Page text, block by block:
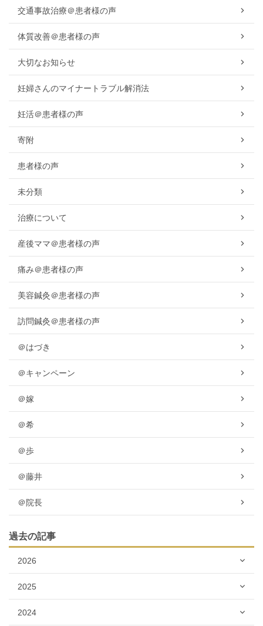
交通事故治療＠患者様の声
体質改善＠患者様の声
大切なお知らせ
妊婦さんのマイナートラブル解消法
妊活＠患者様の声
寄附
患者様の声
未分類
治療について
産後ママ＠患者様の声
痛み＠患者様の声
美容鍼灸＠患者様の声
訪問鍼灸＠患者様の声
＠はづき
＠キャンペーン
＠嫁
＠希
＠歩
＠藤井
＠院長
過去の記事
2026
2025
2024